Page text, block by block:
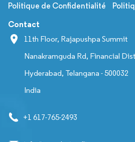
Politique de Confidentialité
Contact
11th Floor, Rajapushpa Summit
Nanakramguda Rd, Financial
Hyderabad, Telangana - 500032
India
+1 617-765-2493